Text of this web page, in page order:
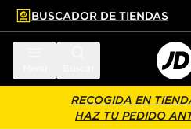
principal
pie de página
BUSCADOR DE TIENDAS
RECOGIDA EN
HAZ TU PEDIDO